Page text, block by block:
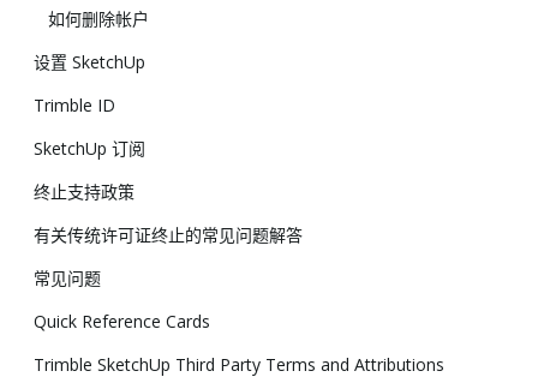
如何删除帐户
设置 SketchUp
Trimble ID
SketchUp 订阅
终止支持政策
有关传统许可证终止的常见问题解答
常见问题
Quick Reference Cards
Trimble SketchUp Third Party Terms and Attributions